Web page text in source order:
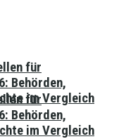
für
Behörden,
im Vergleich
für
Behörden,
im Vergleich